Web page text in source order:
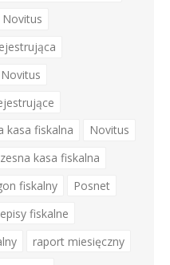
kasa fiskalna
Novitus
kasa fiskalna
fiskalny
Posnet
fiskalne
raport miesięczny